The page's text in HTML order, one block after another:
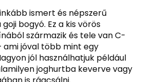
ismert és népszerű
bogyó. Ez a kis vörös
származik és tele van C-
ami jóval több mint egy
jól használhatjuk például
joghurtba keverve vagy